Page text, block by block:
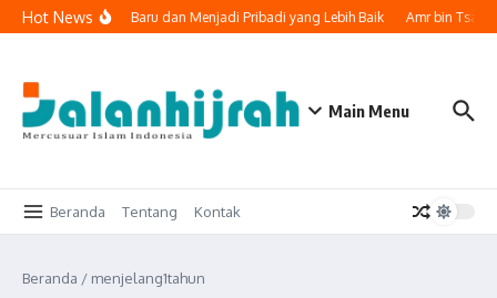
Lewati ke konten
Hot News
Memulai Lembaran Baru dan Menjadi Pribadi yang Lebih Baik Amr bin
Main Menu
Beranda Tentang Kontak
Beranda / menjelang1tahun